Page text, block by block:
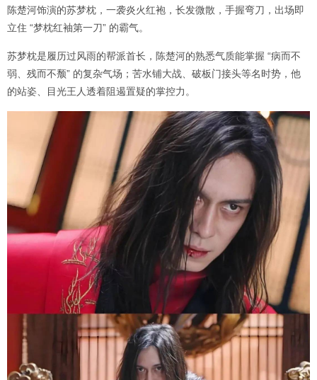
陈楚河饰演的苏梦枕，一袭炎火红袍，长发微散，手握弯刀，出场即
立住 “梦枕红袖第一刀” 的霸气。
苏梦枕是履历过风雨的帮派首长，陈楚河的熟悉气质能掌握 “病而不
弱、残而不颓” 的复杂气场；苦水铺大战、破板门接头等名时势，他
的站姿、目光王人透着阻遏置疑的掌控力。